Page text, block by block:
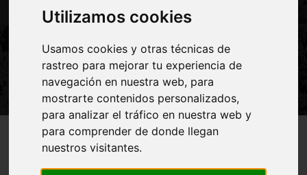
Utilizamos cookies
Usamos cookies y otras técnicas de
rastreo para mejorar tu experiencia de
navegación en nuestra web, para
mostrarte contenidos personalizados,
para analizar el tráfico en nuestra web y
para comprender de donde llegan
nuestros visitantes.
NATURALEZA
Charrancito, Sterna albifrons
(Sternidae)
Región de Murcia Digital Naturaleza En Clave Ambiental